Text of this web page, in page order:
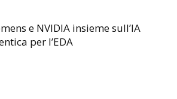
e NVIDIA insieme sull’IA
per l’EDA